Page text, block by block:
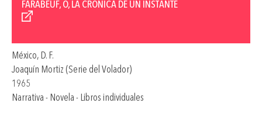
FARABEUF, O, LA CRÓNICA DE UN INSTANTE
México, D. F.
Joaquín Mortiz (Serie del Volador)
1965
Narrativa - Novela - Libros individuales